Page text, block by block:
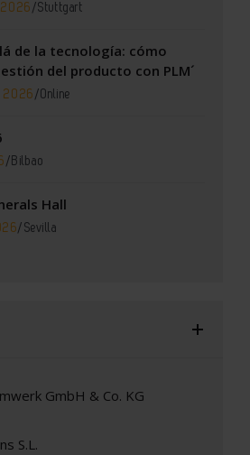
2026 /Stuttgart
de la tecnología: cómo
del producto con PLM´
2026 /Online
/ Bilbao
Hall
/ Sevilla
GmbH & Co. KG
S.L.